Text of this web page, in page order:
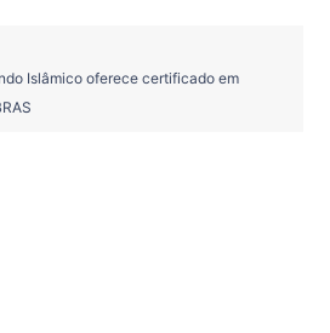
Islâmico oferece certificado em